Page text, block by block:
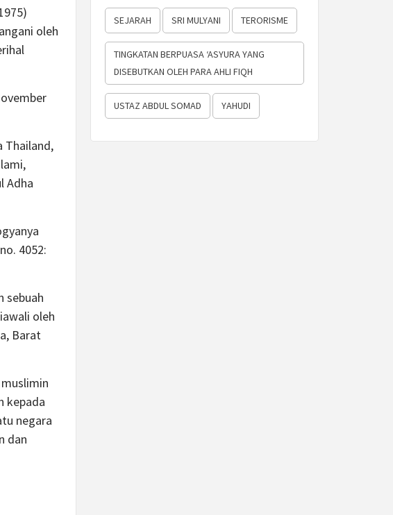
oleh
Thailand,
Adha
4052:
sebuah
oleh
Barat
kepada
negara
dan
SEJARAH SRI MULYANI TERORISME
TINGKATAN BERPUASA ‘ASYURA YANG
DISEBUTKAN OLEH PARA AHLI FIQH
USTAZ ABDUL SOMAD YAHUDI